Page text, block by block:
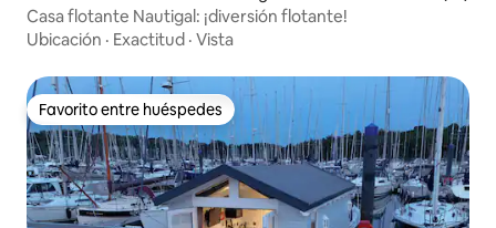
Casa flotante Nautigal: ¡diversión flotante!
Ubicación · Exactitud · Vista
Favorito entre huéspedes
Favorito entre huéspedes